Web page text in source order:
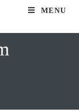
MENU